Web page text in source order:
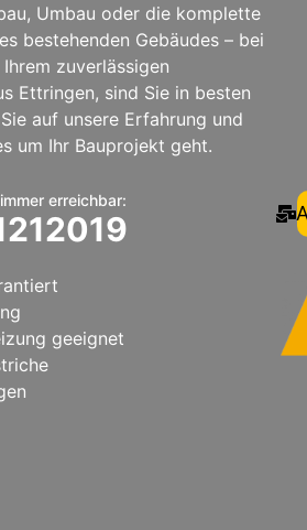
Umbau oder die komplette
bestehenden Gebäudes – bei
zuverlässigen
Ettringen, sind Sie in besten
auf unsere Erfahrung und
um Ihr Bauprojekt geht.
erreichbar:
geeignet